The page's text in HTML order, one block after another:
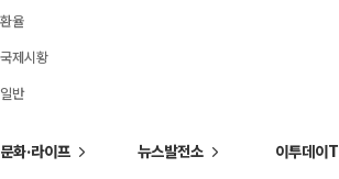
환율
국제시황
일반
문화·라이프 뉴스발전소 이투데이